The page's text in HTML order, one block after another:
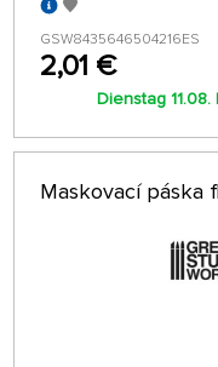
GSW8435646504216ES
2,01 €
Dienstag
Maskovací páska